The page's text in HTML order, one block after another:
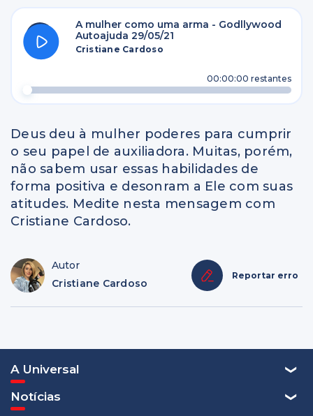
A mulher como uma arma - Godllywood
Autoajuda 29/05/21
Cristiane Cardoso
00:00:00 restantes
Deus deu à mulher poderes para cumprir
o seu papel de auxiliadora. Muitas, porém,
não sabem usar essas habilidades de
forma positiva e desonram a Ele com suas
atitudes. Medite nesta mensagem com
Cristiane Cardoso.
Autor
Cristiane Cardoso
Reportar erro
A Universal
Notícias